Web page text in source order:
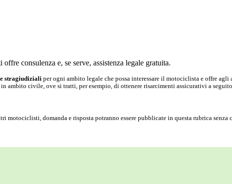
consulenza e, se serve, assistenza legale gratuita.
stragiudiziali per ogni ambito legale che possa interessare il motociclista e offre agli
in ambito civile, ove si tratti, per esempio, di ottenere risarcimenti assicurativi a
motociclisti, domanda e risposta potranno essere pubblicate in questa rubrica